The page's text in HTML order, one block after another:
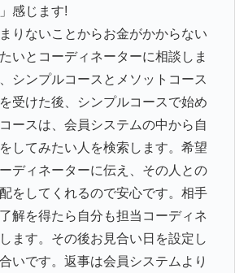
感じます!
りないことからお金がかからない
いとコーディネーターに相談しま
シンプルコースとメソットコース
受けた後、シンプルコースで始め
ースは、会員システムの中から自
してみたい人を検索します。希望
ディネーターに伝え、その人との
をしてくれるので安心です。相手
解を得たら自分も担当コーディネ
ます。その後お見合い日を設定し
いです。返事は会員システムより